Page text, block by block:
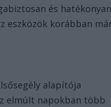
és
eszközök korábban
alapítója
elmúlt napokban több